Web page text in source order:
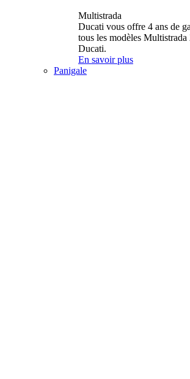
Multistrada
Ducati vous offre 4 ans de
tous les modèles
Ducati.
En savoir plus
Panigale